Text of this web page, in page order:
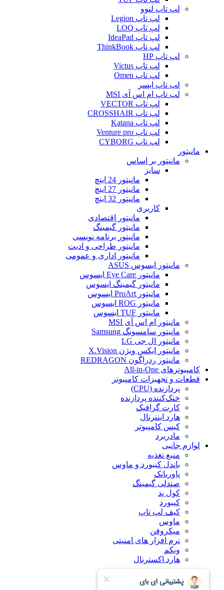
لپ تاپ لنوو
لپ تاپ Legion
لپ تاپ LOQ
لپ تاپ IdeaPad
لپ تاپ ThinkBook
لپ تاپ HP
لپ تاپ Victus
لپ تاپ Omen
لپ تاپ ایسر
لپ تاپ ام اس آی MSI
لپ تاپ VECTOR
لپ تاپ CROSSHAIR
لپ تاپ Katana
لپ تاپ Venture pro
لپ تاپ CYBORG
مانیتور
مانیتور بر اساس
سایز
مانیتور 24 اینچ
مانیتور 27 اینچ
مانیتور 32 اینچ
کاربری
مانیتور اقتصادی
مانیتور گیمینگ
مانیتور برنامه نویسی
مانیتور طراحی و ادیت
مانیتور اداری و عمومی
مانیتور ایسوس ASUS
مانیتور Eye Care ایسوس
مانیتور گیمینگ ایسوس
مانیتور ProArt ایسوس
مانیتور ROG ایسوس
مانیتور TUF ایسوس
مانیتور ام اس آی MSI
مانیتور سامسونگ Samsung
مانیتور ال جی LG
مانیتور ایکس ویژن X.Vision
مانیتور ردراگون REDRAGON
کامپیوترهای All-in-One
قطعات و تجهیزات کامپیوتر
پردازنده (CPU)
خنک‌کننده پردازنده
کارت گرافیک
هارد اینترنال
کیس کامپیوتر
مادربرد
لوازم جانبی
منبع تغذیه
باندل کیبورد و ماوس
پاوربانک
صندلی گیمینگ
کول پد
کیبورد
کیف لپ تاپ
ماوس
میکروفن
نرم افزار های امنیتی
وبکم
هارد اکسترنال
درباره ما
راهنمای خرید اینترنتی